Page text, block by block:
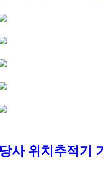
당사 위치추적기